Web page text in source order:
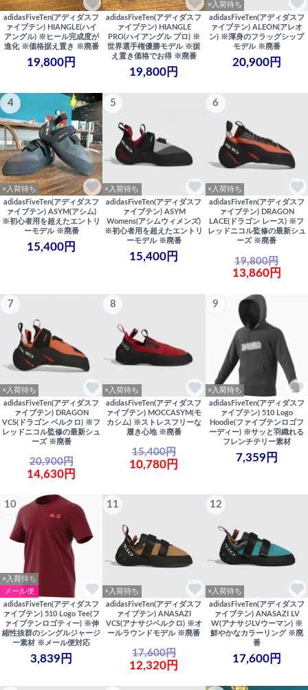
adidasFiveTen(アディダスフ
ァイブテン) HIANGLE(ハイ
アングル) ※ヒール完成度が
進化 ※価格据え置き ※廃番
19,800円
adidasFiveTen(アディダスフ
ァイブテン) HIANGLE
PRO(ハイアングル プロ) ※
世界選手権優勝モデル ※据
え置き価格でお得 ※廃番
19,800円
×入荷待ち
adidasFiveTen(アディダスフ
ァイブテン) ALEON(アレオ
ン) ※渾身のフラッグシップ
モデル ※廃番
20,900円
4
×入荷待ち
adidasFiveTen(アディダスフ
ァイブテン) ASYM(アシム)
※初心者用を超えたエントリ
ーモデル ※廃番
15,400円
5
×入荷待ち
adidasFiveTen(アディダスフ
ァイブテン) ASYM
Womens(アシムウィメンズ)
※初心者用を超えたエントリ
ーモデル ※廃番
15,400円
6
×入荷待ち
adidasFiveTen(アディダスフ
ァイブテン) DRAGON
LACE(ドラゴン レース) ※フ
レッドニコル監修の最新シュ
ーズ ※廃番
19,800円
13,860円
7
×入荷待ち
adidasFiveTen(アディダスフ
ァイブテン) DRAGON
VCS(ドラゴン ベルクロ) ※フ
レッドニコル監修の最新シュ
ーズ ※廃番
20,900円
14,630円
8
×入荷待ち
adidasFiveTen(アディダスフ
ァイブテン) MOCCASYM(モ
カシム) ※ストレスフリーな
履き心地 ※廃番
15,400円
10,780円
9
×入荷待ち
adidasFiveTen(アディダスフ
ァイブテン) 510 Logo
Hoodie(ファイブテンロゴフ
ーディー) ※サッと羽織れる
フレンチテリー素材
7,359円
10
×入荷待ち
メール便
adidasFiveTen(アディダスフ
ァイブテン) 510 Logo Tee(フ
ァイブテンロゴティー) ※伸
縮性抜群のシングルジャージ
ー素材 ※メール便対応
3,839円
11
×入荷待ち
adidasFiveTen(アディダスフ
ァイブテン) ANASAZI
VCS(アナサジベルクロ) ※オ
ールラウンドモデル ※廃番
17,600円
12,320円
12
×入荷待ち
adidasFiveTen(アディダスフ
ァイブテン) ANASAZI LV
W(アナサジLVウーマン) ※
鮮やかなカラーリング ※廃
番
17,600円